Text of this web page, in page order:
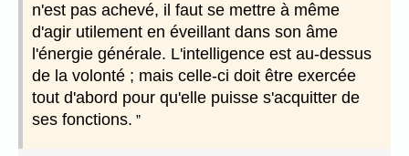
n'est pas achevé, il faut se mettre à même
d'agir utilement en éveillant dans son âme
l'énergie générale. L'intelligence est au-dessus
de la volonté ; mais celle-ci doit être exercée
tout d'abord pour qu'elle puisse s'acquitter de
ses fonctions.